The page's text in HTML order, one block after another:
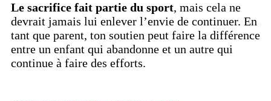
Le sacrifice fait partie du sport, mais cela ne
devrait jamais lui enlever l’envie de continuer. En
tant que parent, ton soutien peut faire la différence
entre un enfant qui abandonne et un autre qui
continue à faire des efforts.